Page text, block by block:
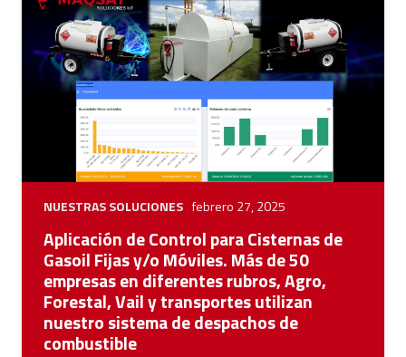
NUESTRAS SOLUCIONES febrero 27, 2025
Aplicación de Control para Cisternas de
Gasoil Fijas y/o Móviles. Más de 50
empresas en diferentes rubros, Agro,
Forestal, Vail y transportes utilizan
nuestro sistema de despachos de
combustible